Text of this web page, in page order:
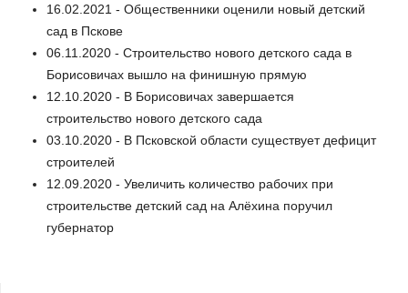
16.02.2021 - Общественники оценили новый детский
сад в Пскове
06.11.2020 - Строительство нового детского сада в
Борисовичах вышло на финишную прямую
12.10.2020 - В Борисовичах завершается
строительство нового детского сада
03.10.2020 - В Псковской области существует дефицит
строителей
12.09.2020 - Увеличить количество рабочих при
строительстве детский сад на Алёхина поручил
губернатор